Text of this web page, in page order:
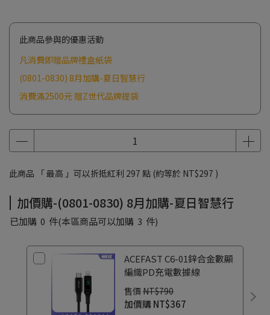
此商品參與的優惠活動
凡消費即贈品牌禮盒紙袋
(0801-0830) 8月加購-夏日智慧行
消費滿2500元 贈Z世代品牌提袋
此商品 「 最高 」可以折抵紅利 297 點 (約等於 NT$297 )
加價購-(0801-0830) 8月加購-夏日智慧行
已加購 0 件(本區商品可以加購 3 件)
ACEFAST C6-01鋅合金數顯
編織PD充電數據線
售價 NT$790
加價購NT$367